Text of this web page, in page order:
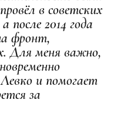
в советских
после 2014 года
фронт,
Для меня важно,
и помогает
за